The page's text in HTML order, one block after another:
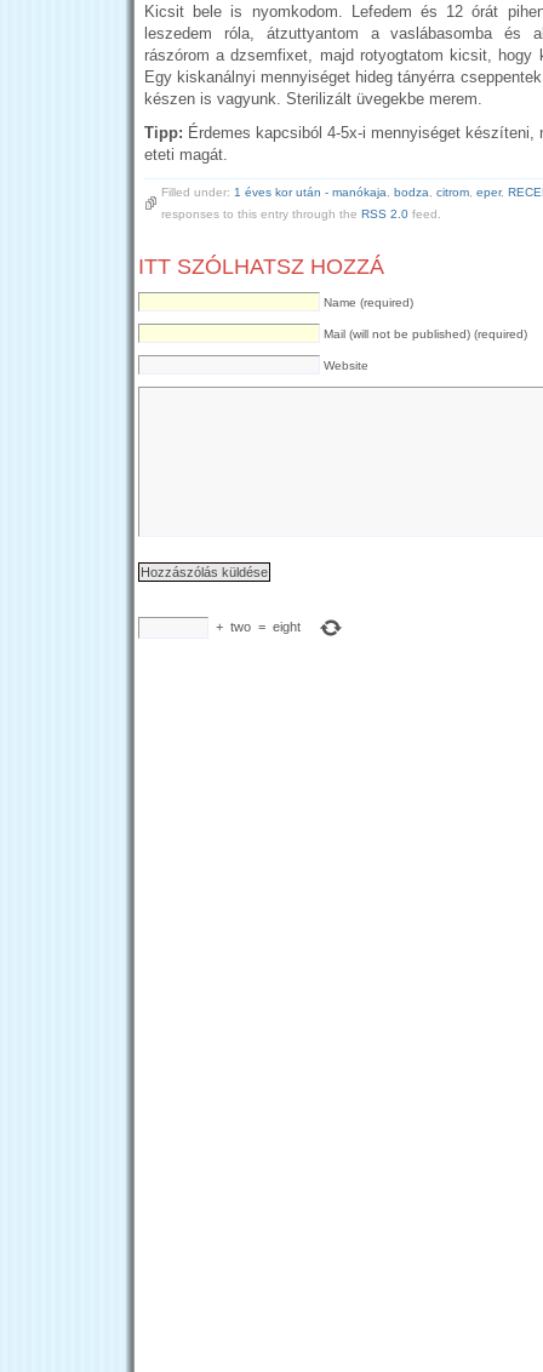
Kicsit bele is nyomkodom. Lefedem és 12 órát
leszedem róla, átzuttyantom a vaslábasomba és
rászórom a dzsemfixet, majd rotyogtatom kicsit, hogy
Egy kiskanálnyi mennyiséget hideg tányérra
készen is vagyunk. Sterilizált üvegekbe merem.
Tipp: Érdemes kapcsiból 4-5x-i mennyiséget készíteni,
eteti magát.
Filled under: 1 éves kor után - manókaja bodza citrom eper,
responses to this entry through the RSS 2.0 feed.
ITT SZÓLHATSZ HOZZÁ
Name (required)
Mail (will not be published) (required)
Website
+ two = eight